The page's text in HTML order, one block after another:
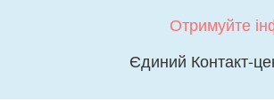
Отримуйте
Єдиний Контакт-